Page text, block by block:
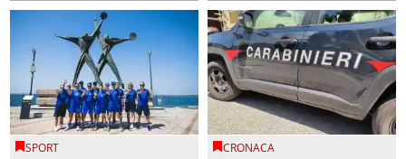
SPORT CRONACA